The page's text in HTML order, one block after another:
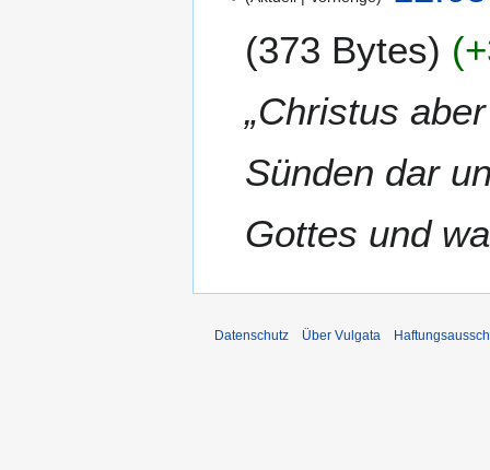
373 Bytes
„Christus
Sünden dar
Gottes und
Datenschutz Über Vulgata